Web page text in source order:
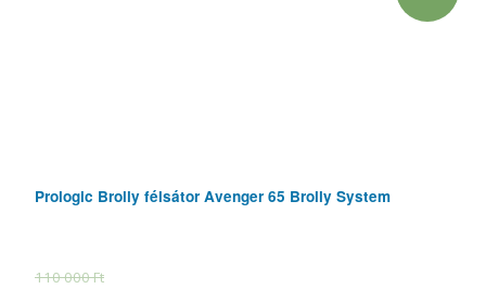
Prologic Brolly félsátor Avenger 65 Brolly System
110 000Ft